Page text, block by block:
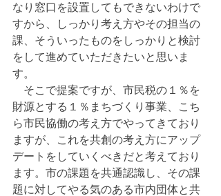
なり窓口を設置してもできないわけで
すから、しっかり考え方やその担当の
課、そういったものをしっかりと検討
をして進めていただきたいと思いま
す。
そこで提案ですが、市民税の１％を
財源とする１％まちづくり事業、こち
ら市民協働の考え方でやってきており
ますが、これを共創の考え方にアップ
デートをしていくべきだと考えており
ます。市の課題を共通認識し、その課
題に対してやる気のある市内団体と共